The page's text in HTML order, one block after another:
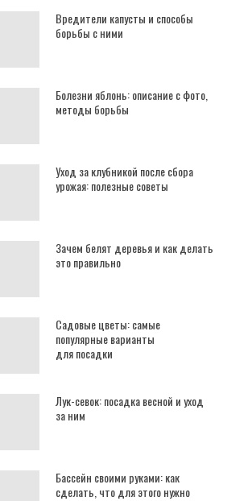
Вредители капусты и способы
борьбы с ними
Болезни яблонь: описание с фото,
методы борьбы
Уход за клубникой после сбора
урожая: полезные советы
Зачем белят деревья и как делать
это правильно
Садовые цветы: самые
популярные варианты
для посадки
Лук-севок: посадка весной и уход
за ним
Бассейн своими руками: как
сделать, что для этого нужно